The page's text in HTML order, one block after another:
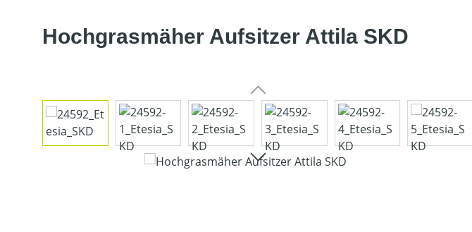
Hochgrasmäher Aufsitzer Attila SKD
Bildergalerie überspringen